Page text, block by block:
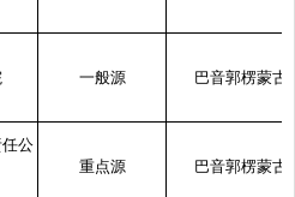
一般源 巴音郭楞蒙古
公
重点源 巴音郭楞蒙古